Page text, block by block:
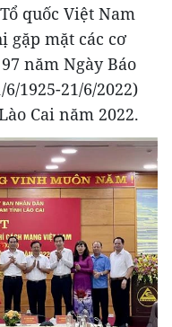
quốc Việt Nam
gặp mặt các cơ
năm Ngày Báo
1925-21/6/2022)
Cai năm 2022.